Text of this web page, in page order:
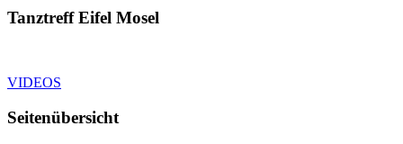
Tanztreff Eifel Mosel
VIDEOS
Seitenübersicht